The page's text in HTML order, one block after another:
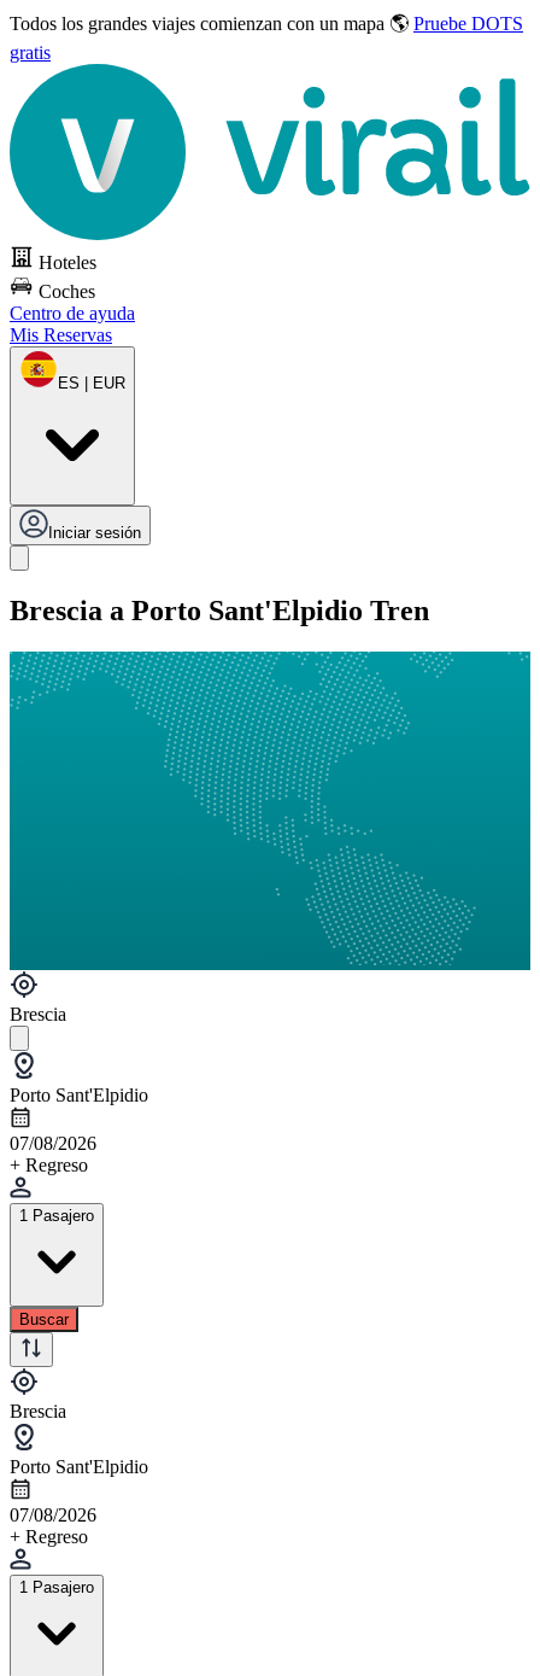
Todos los grandes viajes comienzan con un mapa 🌎 Pruebe DOTS
gratis
Hoteles
Coches
Centro de ayuda
Mis Reservas
ES | EUR
Iniciar sesión
Brescia a Porto Sant'Elpidio Tren
Brescia
Porto Sant'Elpidio
07/08/2026
+ Regreso
1 Pasajero
Buscar
Brescia
Porto Sant'Elpidio
07/08/2026
+ Regreso
1 Pasajero